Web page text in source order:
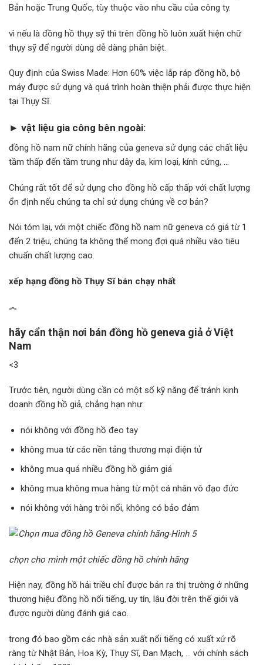
Bản hoặc Trung Quốc, tùy thuộc vào nhu cầu của công ty.
vì nếu là đồng hồ thụy sỹ thì trên đồng hồ luôn xuất hiện chữ
thụy sỹ để người dùng dễ dàng phân biệt.
Quy định của Swiss Made: Hơn 60% việc lắp ráp đồng hồ, bộ
máy được sử dụng và quá trình hoàn thiện phải được thực hiện
tại Thụy Sĩ.
► vật liệu gia công bên ngoài:
đồng hồ nam nữ chính hãng của geneva sử dụng các chất liệu
tầm thấp đến tầm trung như dây da, kim loại, kính cứng, …
Chúng rất tốt để sử dụng cho đồng hồ cấp thấp với chất lượng
ổn định nếu chúng ta chỉ sử dụng chúng về cơ bản?
Nói tóm lại, với một chiếc đồng hồ nam nữ geneva có giá từ 1
đến 2 triệu, chúng ta không thể mong đợi quá nhiều vào tiêu
chuẩn chất lượng cao.
xếp hạng đồng hồ Thụy Sĩ bán chạy nhất
︽
hãy cẩn thận nơi bán đồng hồ geneva giả ở Việt
Nam
<3
Trước tiên, người dùng cần có một số kỹ năng để tránh kinh
doanh đồng hồ giả, chẳng hạn như:
nói không với đồng hồ đeo tay
không mua từ các nền tảng thương mại điện tử
không mua quá nhiều đồng hồ giảm giá
không mua không mua hàng từ một cá nhân vô đạo đức
nói không với hàng trôi nổi, không có bảo đảm
chọn cho mình một chiếc đồng hồ chính hãng
Hiện nay, đồng hồ hải triều chỉ được bán ra thị trường ở những
thương hiệu đồng hồ nổi tiếng, uy tín, lâu đời trên thế giới và
được người dùng đánh giá cao.
trong đó bao gồm các nhà sản xuất nổi tiếng có xuất xứ rõ
ràng từ Nhật Bản, Hoa Kỳ, Thụy Sĩ, Đan Mạch, … với chính sách